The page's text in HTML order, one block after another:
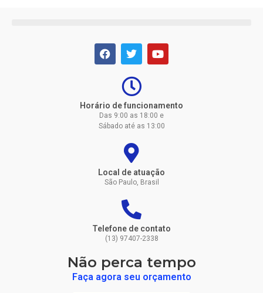
Horário de funcionamento
Das 9:00 as 18:00 e
Sábado até as 13:00
Local de atuação
São Paulo, Brasil
Telefone de contato
(13) 97407-2338
Não perca tempo
Faça agora seu orçamento